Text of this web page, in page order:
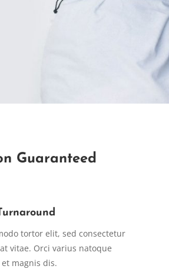
Guaranteed
tortor elit, sed consectetur
vitae. Orci varius natoque
magnis dis.